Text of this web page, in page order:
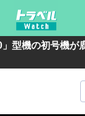
型機の初号機が